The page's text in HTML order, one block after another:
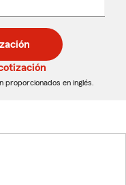
proporcionados en inglés.